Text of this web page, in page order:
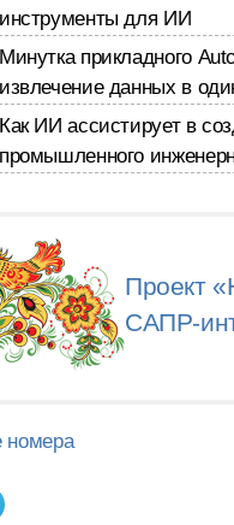
инструменты для ИИ
Минутка прикладного
извлечение данных в
Как ИИ ассистирует в
промышленного
Проект
САПР-
номера